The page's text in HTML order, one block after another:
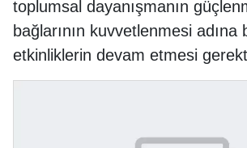
toplumsal dayanışmanın
bağlarının kuvvetlenmesi adına
etkinliklerin devam etmesi